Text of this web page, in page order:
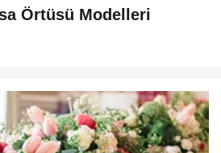
Örtüsü Modelleri